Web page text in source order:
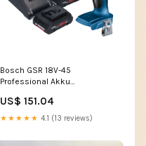
Bosch GSR 18V-45
Professional Akku
Brushless + 2x ProCORE Akku
4,0 Ah + Ladegerät Shopify
US$ 151.04
★★★★★ 4.1 (13 reviews)